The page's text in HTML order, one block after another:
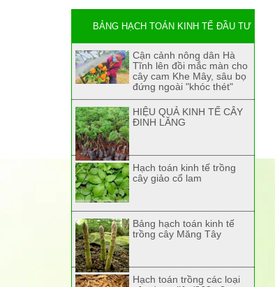
BẢNG HẠCH TOÁN KINH TẾ ĐẦU TƯ
Cận cảnh nông dân Hà
Tĩnh lên đồi mắc màn cho
cây cam Khe Mây, sâu bọ
đứng ngoài "khóc thét"
HIỆU QUẢ KINH TẾ CÂY
ĐINH LĂNG
Hạch toán kinh tế trồng
cây giảo cổ lam
Bảng hạch toán kinh tế
trồng cây Măng Tây
Hạch toán trồng các loại